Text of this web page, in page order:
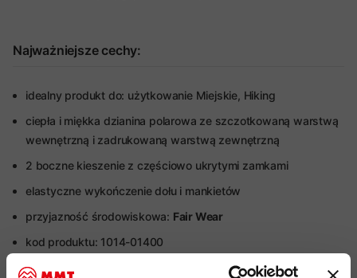
Najważniejsze cechy:
idealny produkt do: użytkowanie Miejskie, Hiking
ciepła i miękka dzianina polarowa ze szczotkowaną warstwą
wewnętrzną i zadrukowaną warstwą zewnętrzną
2 boczne kieszenie z częściowo ukrytymi zamkami
elastyczne wykończenie dołu i mankietów
przyjazność środowiskowa: Fair Wear
kod produktu: 1014-01400